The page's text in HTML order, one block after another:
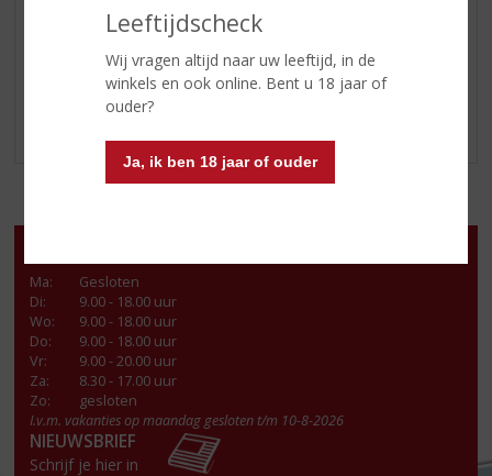
Leeftijdscheck
Wij vragen altijd naar uw leeftijd, in de
winkels en ook online. Bent u 18 jaar of
ouder?
Ja, ik ben 18 jaar of ouder
(RELATIE)GESCHENKEN
DIVERSEN
ALCOHOLVRIJE DRANKEN
Ma:
Gesloten
Di:
9.00 - 18.00 uur
Wo:
9.00 - 18.00 uur
Do:
9.00 - 18.00 uur
Vr:
9.00 - 20.00 uur
Za:
8.30 - 17.00 uur
Zo:
gesloten
I.v.m. vakanties op maandag gesloten t/m 10-8-2026
NIEUWSBRIEF
Schrijf je hier in